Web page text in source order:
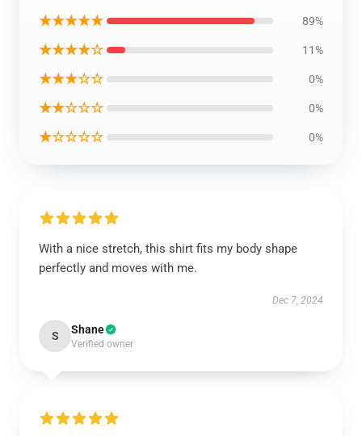
★★★★★ 89%
★★★★☆ 11%
★★★☆☆ 0%
★★☆☆☆ 0%
★☆☆☆☆ 0%
With a nice stretch, this shirt fits my body shape
perfectly and moves with me.
Dec 7, 2024
S Shane
Verified owner